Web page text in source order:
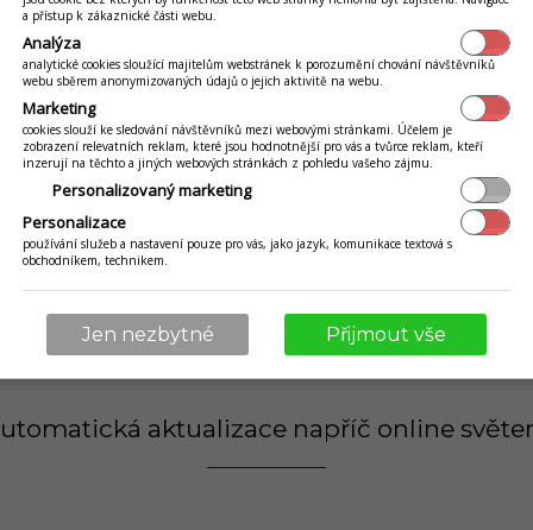
vestavěnou funkcionalitou
již znovu "někam"
Tyto položky již máte nahrané
které z nich chcete
je oživit hezkou fotkou.
aktualizace napříč online
a přístup k zákaznické části webu.
Analýza
analytické cookies sloužící majitelům webstránek k porozumění chování návštěvníků
webu sběrem anonymizovaných údajů o jejich aktivitě na webu.
Marketing
cookies slouží ke sledování návštěvníků mezi webovými stránkami. Účelem je
zobrazení relevatních reklam, které jsou hodnotnější pro vás a tvůrce reklam, kteří
inzerují na těchto a jiných webových stránkách z pohledu vašeho zájmu.
Personalizovaný marketing
Personalizace
používání služeb a nastavení pouze pro vás, jako jazyk, komunikace textová s
obchodníkem, technikem.
Jen nezbytné Přijmout vše